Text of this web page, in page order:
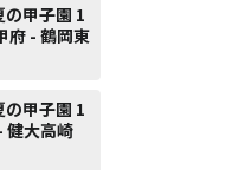
の甲子園 1
府 - 鶴岡東
の甲子園 1
健大高崎